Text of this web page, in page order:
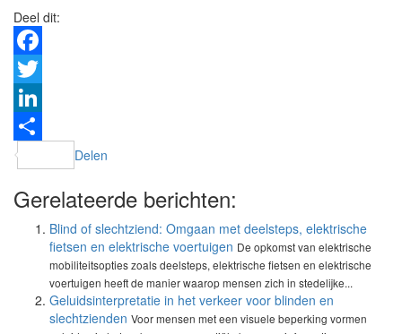
Deel dit:
Facebook
Twitter
LinkedIn
Delen
Gerelateerde berichten:
Blind of slechtziend: Omgaan met deelsteps, elektrische
fietsen en elektrische voertuigen De opkomst van elektrische
mobiliteitsopties zoals deelsteps, elektrische fietsen en elektrische
voertuigen heeft de manier waarop mensen zich in stedelijke...
Geluidsinterpretatie in het verkeer voor blinden en
slechtzienden Voor mensen met een visuele beperking vormen